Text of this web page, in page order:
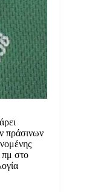
πράσινων
πμ στο